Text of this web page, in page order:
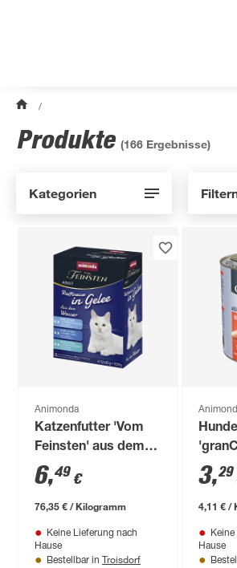
/
Produkte (166 Ergebnisse)
Kategorien
Animonda
Katzenfutter 'Vom
Feinsten' aus dem
Wasser 12 x 85 g
6,49 €
76,35 € / Kilogramm
Keine Lieferung nach
Hause
Bestellbar in Troisdorf
3,29
4,11 € /
Hause